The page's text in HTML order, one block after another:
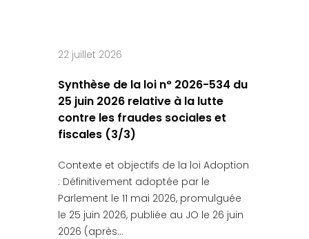
22 juillet 2026
Synthèse de la loi n° 2026-534 du
25 juin 2026 relative à la lutte
contre les fraudes sociales et
fiscales (3/3)
Contexte et objectifs de la loi Adoption
: Définitivement adoptée par le
Parlement le 11 mai 2026, promulguée
le 25 juin 2026, publiée au JO le 26 juin
2026 (après…